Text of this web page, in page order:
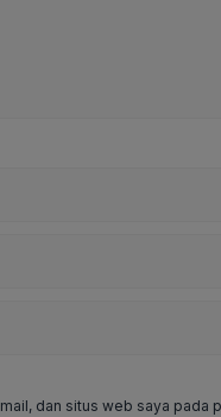
dan situs web saya pada